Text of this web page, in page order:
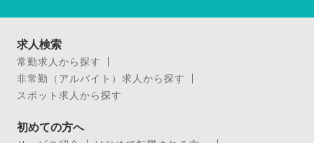
求人検索
常勤求人から探す
非常勤（アルバイト）求人から探す
スポット求人から探す
初めての方へ